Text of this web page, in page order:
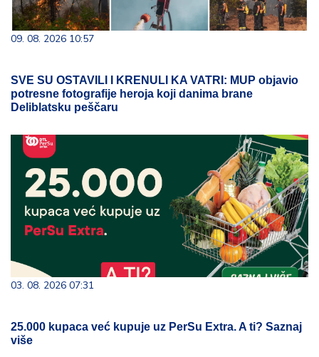
09. 08. 2026 10:57
SVE SU OSTAVILI I KRENULI KA VATRI: MUP objavio
potresne fotografije heroja koji danima brane
Deliblatsku peščaru
03. 08. 2026 07:31
25.000 kupaca već kupuje uz PerSu Extra. A ti? Saznaj
više